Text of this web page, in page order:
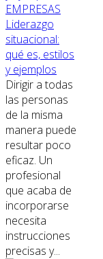
EMPRESAS
Liderazgo
situacional:
qué es, estilos
y ejemplos
Dirigir a todas
las personas
de la misma
manera puede
resultar poco
eficaz. Un
profesional
que acaba de
incorporarse
necesita
instrucciones
precisas y...